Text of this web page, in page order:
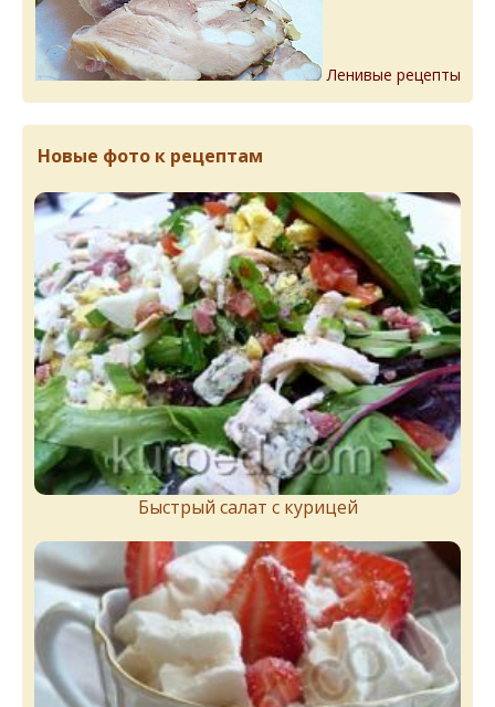
Ленивые рецепты
Новые фото к рецептам
Быстрый салат с курицей